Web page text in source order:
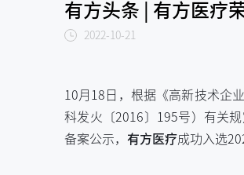
有方头条 | 有方医疗
2022-10-21
10月18日，根据《高新技术企
科发火〔2016〕195号）有关
备案公示， 有方医疗成功入选